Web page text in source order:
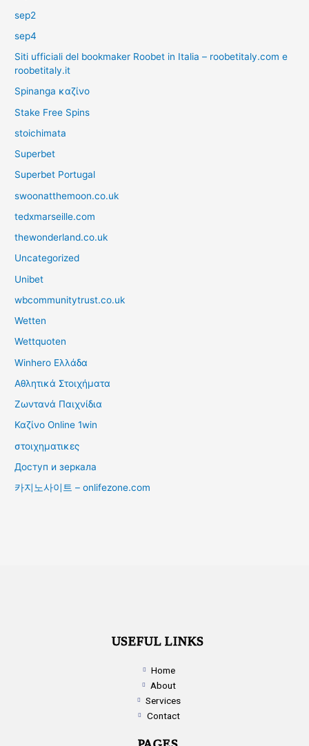
sep2
sep4
Siti ufficiali del bookmaker Roobet in Italia – roobetitaly.com e
roobetitaly.it
Spinanga καζίνο
Stake Free Spins
stoichimata
Superbet
Superbet Portugal
swoonatthemoon.co.uk
tedxmarseille.com
thewonderland.co.uk
Uncategorized
Unibet
wbcommunitytrust.co.uk
Wetten
Wettquoten
Winhero Ελλάδα
Αθλητικά Στοιχήματα
Ζωντανά Παιχνίδια
Καζίνο Online 1win
στοιχηματικες
Доступ и зеркала
카지노사이트 – onlifezone.com
USEFUL LINKS
Home
About
Services
Contact